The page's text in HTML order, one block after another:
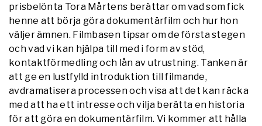
prisbelönta Tora Mårtens berättar om vad som fick
henne att börja göra dokumentärfilm och hur hon
väljer ämnen. Filmbasen tipsar om de första stegen
och vad vi kan hjälpa till med i form av stöd,
kontaktförmedling och lån av utrustning. Tanken är
att ge en lustfylld introduktion till filmande,
avdramatisera processen och visa att det kan räcka
med att ha ett intresse och vilja berätta en historia
för att göra en dokumentärfilm. Vi kommer att hålla